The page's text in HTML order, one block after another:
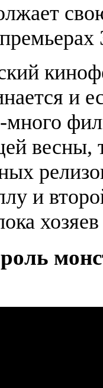
и
весны,
и